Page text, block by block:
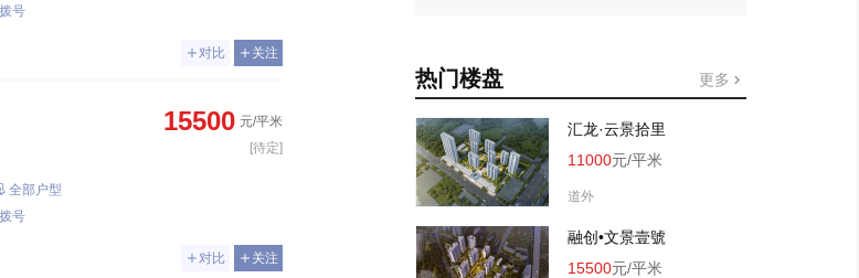
号
对比 关注
15500 元/平米
[待定]
全部户型
号
对比 关注
热门楼盘 更多
汇龙·云景拾里
11000元/平米
道外
融创•文景壹號
15500元/平米